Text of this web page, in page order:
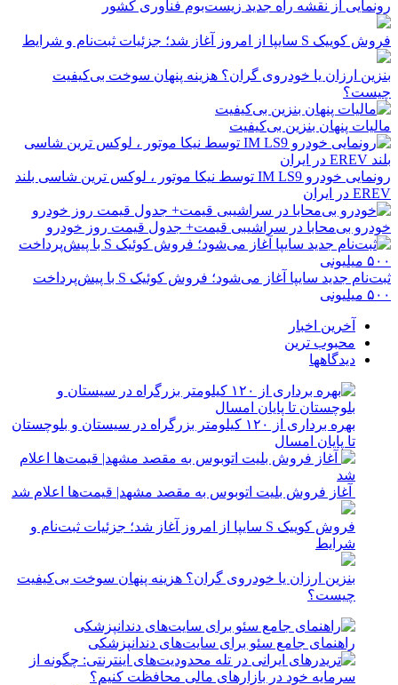
رونمایی از نقشه راه جدید زیست‌بوم فناوری کشور
فروش کوییک S سایپا از امروز آغاز شد؛ جزئیات ثبت‌نام و شرایط
بنزین ارزان یا خودروی گران؟ هزینه پنهان سوخت بی‌کیفیت
چیست؟
مالیات پنهان بنزین بی‌کیفیت
رونمایی خودرو IM LS9 توسط نیکا موتور ، لوکس ترین شاسی بلند
EREV در ایران
خودرو بی‌محابا در سراشیبی قیمت+ جدول قیمت روز خودرو
ثبت‌نام جدید سایپا آغاز می‌شود؛ فروش کوئیک S با پیش‌پرداخت
۵۰۰ میلیونی
آخرین اخبار
محبوب ترین
دیدگاهها
بهره برداری از ۱۲۰ کیلومتر بزرگراه در سیستان و بلوچستان
تا پایان امسال
آغاز فروش بلیت اتوبوس به مقصد مشهد| قیمت‌ها اعلام شد
فروش کوییک S سایپا از امروز آغاز شد؛ جزئیات ثبت‌نام و
شرایط
بنزین ارزان یا خودروی گران؟ هزینه پنهان سوخت بی‌کیفیت
چیست؟
راهنمای جامع سئو برای سایت‌های دندانپزشکی